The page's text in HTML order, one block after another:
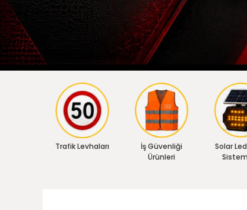
Trafik Levhaları
İş Güvenliği
Ürünleri
Solar